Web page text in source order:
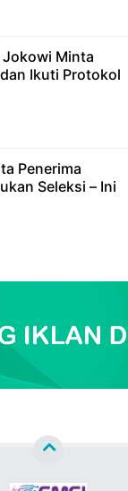
Jokowi Minta
Ikuti Protokol
Penerima
Seleksi – Ini